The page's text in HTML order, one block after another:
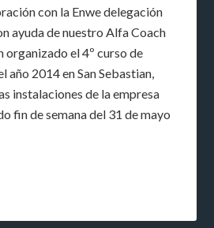
con la Enwe delegación
ayuda de nuestro Alfa Coach
organizado el 4º curso de
año 2014 en San Sebastian,
instalaciones de la empresa
fin de semana del 31 de mayo